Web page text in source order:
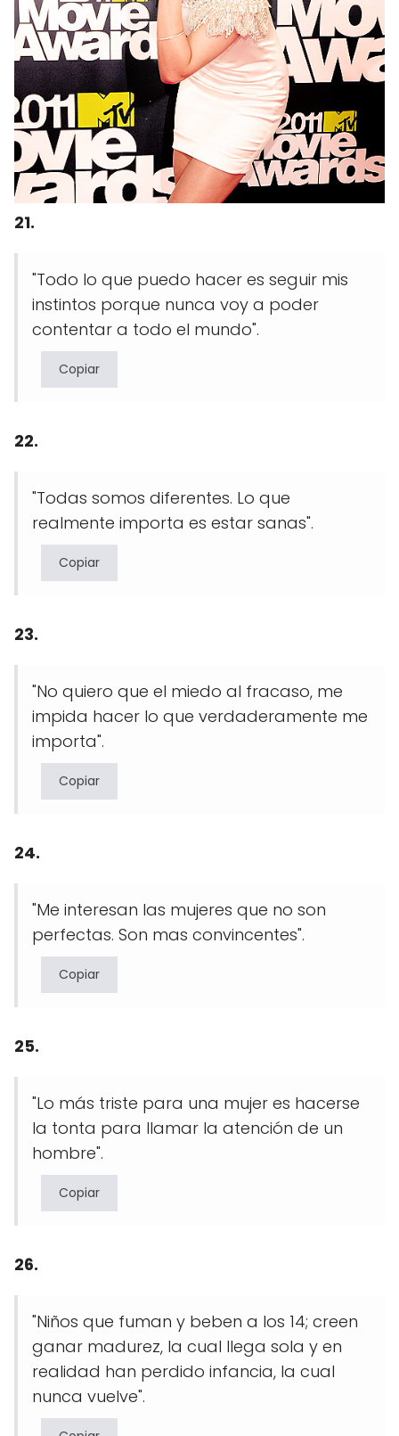
21.
"Todo lo que puedo hacer es seguir mis
instintos porque nunca voy a poder
contentar a todo el mundo".
Copiar
22.
"Todas somos diferentes. Lo que
realmente importa es estar sanas".
Copiar
23.
"No quiero que el miedo al fracaso, me
impida hacer lo que verdaderamente me
importa".
Copiar
24.
"Me interesan las mujeres que no son
perfectas. Son mas convincentes".
Copiar
25.
"Lo más triste para una mujer es hacerse
la tonta para llamar la atención de un
hombre".
Copiar
26.
"Niños que fuman y beben a los 14; creen
ganar madurez, la cual llega sola y en
realidad han perdido infancia, la cual
nunca vuelve".